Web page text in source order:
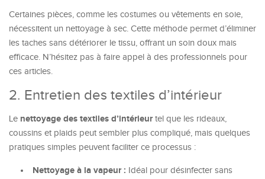
Certaines pièces, comme les costumes ou vêtements en soie,
nécessitent un nettoyage à sec. Cette méthode permet d’éliminer
les taches sans détériorer le tissu, offrant un soin doux mais
efficace. N’hésitez pas à faire appel à des professionnels pour
ces articles.
2. Entretien des textiles d’intérieur
Le nettoyage des textiles d’intérieurtel que les rideaux,
coussins et plaids peut sembler plus compliqué, mais quelques
pratiques simples peuvent faciliter ce processus :
Nettoyage à la vapeur : Idéal pour désinfecter sans